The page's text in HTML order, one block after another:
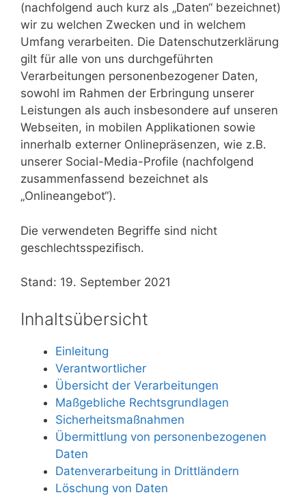
(nachfolgend auch kurz als „Daten“ bezeichnet)
wir zu welchen Zwecken und in welchem
Umfang verarbeiten. Die Datenschutzerklärung
gilt für alle von uns durchgeführten
Verarbeitungen personenbezogener Daten,
sowohl im Rahmen der Erbringung unserer
Leistungen als auch insbesondere auf unseren
Webseiten, in mobilen Applikationen sowie
innerhalb externer Onlinepräsenzen, wie z.B.
unserer Social-Media-Profile (nachfolgend
zusammenfassend bezeichnet als
„Onlineangebot“).
Die verwendeten Begriffe sind nicht
geschlechtsspezifisch.
Stand: 19. September 2021
Inhaltsübersicht
Einleitung
Verantwortlicher
Übersicht der Verarbeitungen
Maßgebliche Rechtsgrundlagen
Sicherheitsmaßnahmen
Übermittlung von personenbezogenen
Daten
Datenverarbeitung in Drittländern
Löschung von Daten